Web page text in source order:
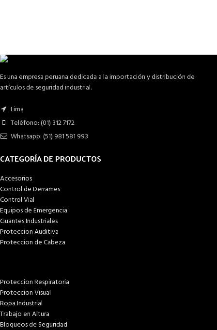
Es una empresa peruana dedicada a la importación y distribución de
artículos de seguridad industrial.
Lima
Teléfono: (01) 312 7172
Whatsapp: (51) 981 581 993
CATEGORÍA DE PRODUCTOS
Accesorios
Control de Derrames
Control Vial
Equipos de Emergencia
Guantes Industriales
Proteccion Auditiva
Proteccion de Cabeza
Proteccion Respiratoria
Proteccion Visual
Ropa Industrial
Trabajo en Altura
Bloqueos de Seguridad